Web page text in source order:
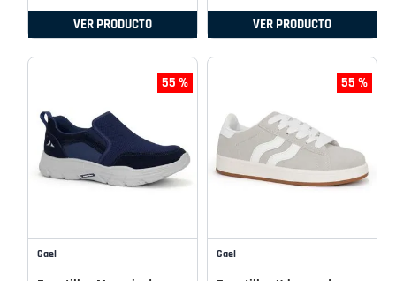
VER PRODUCTO VER PRODUCTO
55 %
Gael
55 %
Gael